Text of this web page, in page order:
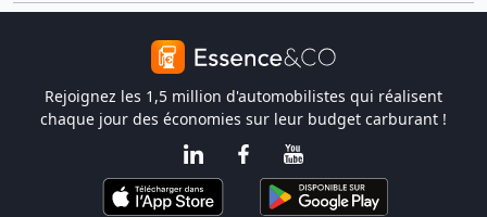
Rejoignez les 1,5 million d'automobilistes qui réalisent
chaque jour des économies sur leur budget carburant !